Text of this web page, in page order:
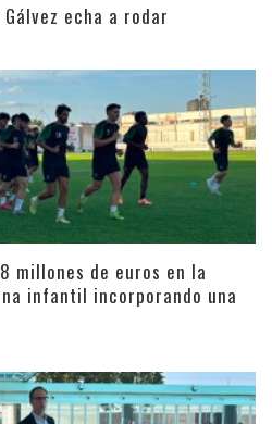
echa a rodar
millones de euros en la
infantil incorporando una